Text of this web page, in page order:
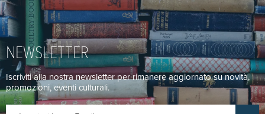
NEWSLETTER
Iscriviti alla nostra newsletter per rimanere aggiornato su novità,
promozioni, eventi culturali.